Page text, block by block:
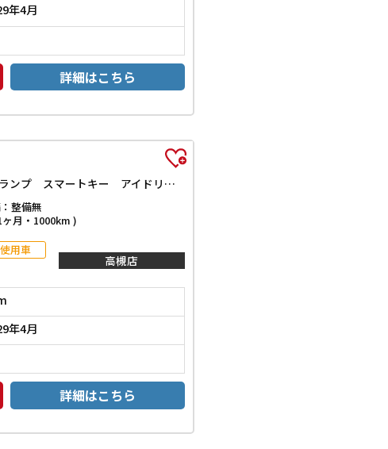
年4月
詳細はこちら
ハイブリッドL 届出済未使用車 禁煙車 クリアランスソナー レーンアシスト 衝突被害軽減システム オートライト LEDヘッドランプ スマートキー アイドリングストップ 電動格納ミラー ベンチシート 盗難防止システム
整備無
月・1000km )
用車
高槻店
年4月
詳細はこちら